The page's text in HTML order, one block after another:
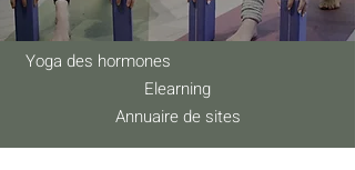
Yoga des hormones
Elearning
Annuaire de sites